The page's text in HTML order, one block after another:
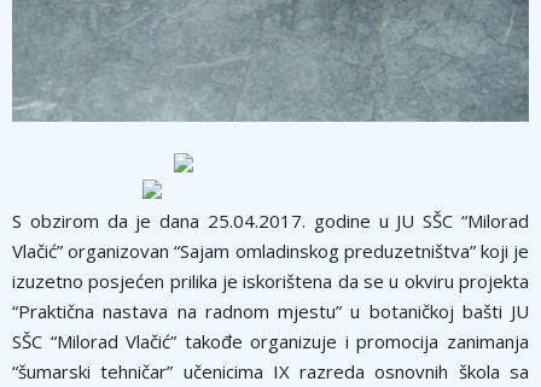
S obzirom da je dana 25.04.2017. godine u JU SŠC “Milorad
Vlačić” organizovan “Sajam omladinskog preduzetništva” koji je
izuzetno posjećen prilika je iskorištena da se u okviru projekta
“Praktična nastava na radnom mjestu” u botaničkoj bašti JU
SŠC “Milorad Vlačić” takođe organizuje i promocija zanimanja
“šumarski tehničar” učenicima IX razreda osnovnih škola sa